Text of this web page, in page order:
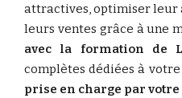
attractives, optimiser leur
leurs ventes grâce à une
avec la formation de
complètes dédiées à
prise en charge par votre